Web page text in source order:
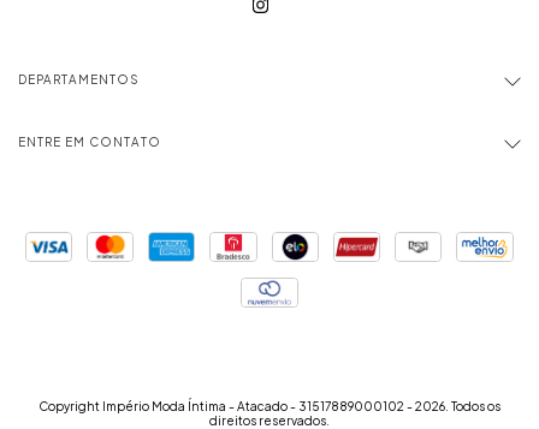
DEPARTAMENTOS
ENTRE EM CONTATO
Copyright Império Moda Íntima - Atacado - 31517889000102 - 2026. Todos os
direitos reservados.